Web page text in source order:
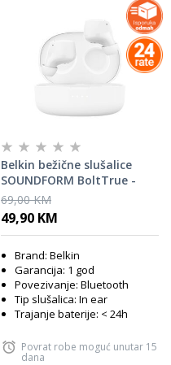
Belkin bežične slušalice
SOUNDFORM BoltTrue -
bijele
69,00 KM
49,90 KM
Brand: Belkin
Garancija: 1 god
Povezivanje: Bluetooth
Tip slušalica: In ear
Trajanje baterije: < 24h
Povrat robe moguć unutar 15
dana